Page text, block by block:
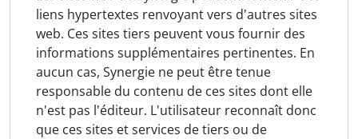
liens hypertextes renvoyant vers d'autres sites
web. Ces sites tiers peuvent vous fournir des
informations supplémentaires pertinentes. En
aucun cas, Synergie ne peut être tenue
responsable du contenu de ces sites dont elle
n'est pas l'éditeur. L'utilisateur reconnaît donc
que ces sites et services de tiers ou de